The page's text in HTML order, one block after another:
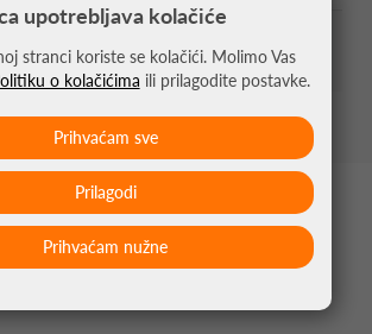
mm
7.35 mm
Tungsten
VAS ZANIMA
upotrebljava kolačiće
stranci koriste se kolačići. Molimo Vas
o kolačićima ili prilagodite postavke.
Prihvaćam nužne
Prilagodi
Prihvaćam sve